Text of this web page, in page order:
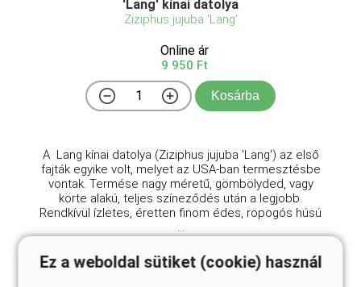
'Lang' kínai datolya
Ziziphus jujuba 'Lang'
Online ár
9 950 Ft
Kosárba
A Lang kínai datolya (Ziziphus jujuba 'Lang') az első
fajták egyike volt, melyet az USA-ban termesztésbe
vontak. Termése nagy méretű, gömbölyded, vagy
körte alakú, teljes színeződés után a legjobb.
Rendkívül ízletes, éretten finom édes, ropogós húsú
...
Ez a weboldal sütiket (cookie) használ